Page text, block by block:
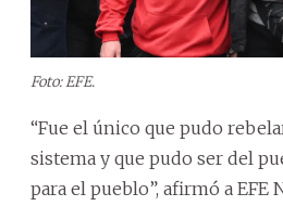
Foto: EFE.
“Fue el único que pudo
sistema y que pudo ser del
para el pueblo”, afirmó a EFE